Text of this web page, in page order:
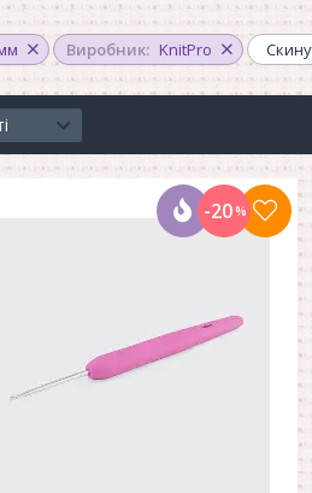
Виробник: KnitPro
-20%